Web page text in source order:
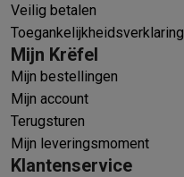
Veilig betalen
Toegankelijkheidsverklaring
Mijn Krëfel
Mijn bestellingen
Mijn account
Terugsturen
Mijn leveringsmoment
Klantenservice